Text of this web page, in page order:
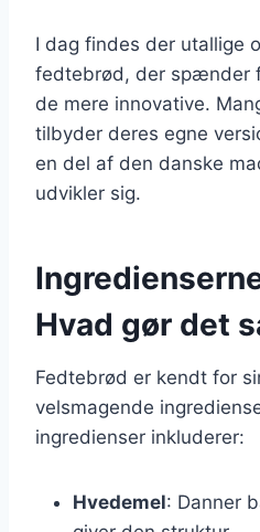
I dag findes der utallige
fedtebrød, der spænder
de mere innovative.
tilbyder deres egne
en del af den danske
udvikler sig.
Hvad gør det
Fedtebrød er kendt for
velsmagende
ingredienser inkluderer:
Hvedemel: Danner